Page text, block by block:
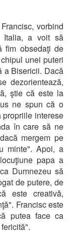
vorbind
Italia, a voit să
fim obsedaţi de
unei puteri
a Bisericii. Dacă
dezorientează,
ştie că este la
ne spun că o
interese
în care să ne
mergem pe
minte". Apoi, a
papa a
Dumnezeu să
de putere, de
este creativă,
Francisc este
putea face ca